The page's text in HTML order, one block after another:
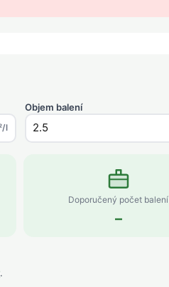
l
Objem balení
Doporučený počet balení
–
.